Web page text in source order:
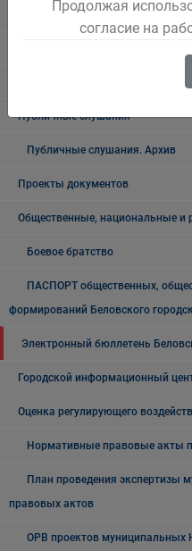
Выступления Главы города
Публичные слушания
Публичные слушания. Архив
Проекты документов
Общественные, национальные и
Боевое братство
ПАСПОРТ общественных,
формирований Беловского
Электронный бюллетень
Городской информационный
Оценка регулирующего
Нормативные правовые акты
План проведения экспертизы
правовых актов
ОРВ проектов муниципальных
Продолжая
согласие на